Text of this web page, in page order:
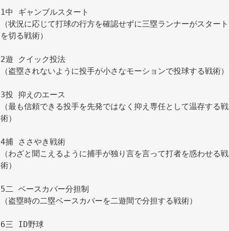
1中 ギャンブルスタート
（状況に応じて打球の行方を確認せずに三塁ランナーがスタート
を切る戦術）
2遊 クイック投法
3投 抑えのエース
（最も信頼できる投手を先発ではなく抑え専任として温存する戦
術）
4捕 ささやき戦術
（わざと聞こえるように捕手が独り言を言って打者を惑わせる戦
術）
5二 ベースカバー分担制
（盗塁時の二塁ベースカバーを二遊間で分担する戦術）
6三 ID野球